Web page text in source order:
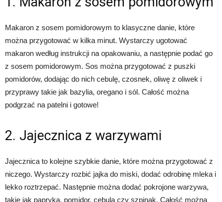
Makaron z sosem pomidorowym to klasyczne danie, które
można przygotować w kilka minut. Wystarczy ugotować
makaron według instrukcji na opakowaniu, a następnie podać go
z sosem pomidorowym. Sos można przygotować z puszki
pomidorów, dodając do nich cebulę, czosnek, oliwę z oliwek i
przyprawy takie jak bazylia, oregano i sól. Całość można
podgrzać na patelni i gotowe!
2. Jajecznica z warzywami
Jajecznica to kolejne szybkie danie, które można przygotować z
niczego. Wystarczy rozbić jajka do miski, dodać odrobinę mleka i
lekko roztrzepać. Następnie można dodać pokrojone warzywa,
takie jak papryka, pomidor, cebula czy szpinak. Całość można